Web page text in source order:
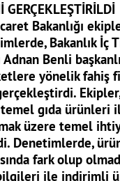
GERÇEKLEŞTİRİLDİ
Bakanlığı
Bakanlık İç
Adnan Benli
yönelik fahiş
gıda ürünleri
üzere temel
Denetimlerde,
fark olup
ile indirimli